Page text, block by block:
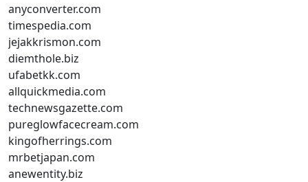
anyconverter.com
timespedia.com
jejakkrismon.com
diemthole.biz
ufabetkk.com
allquickmedia.com
technewsgazette.com
pureglowfacecream.com
kingofherrings.com
mrbetjapan.com
anewentity.biz